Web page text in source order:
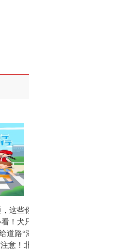
这些你都做到了吗？
！犬只登记年检“掌上办”攻略...
道路“添堵”！
意！北京养犬新规征求意见，...